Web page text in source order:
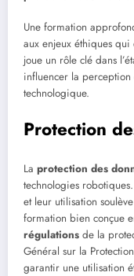
Une formation
aux enjeux éthiques qui
joue un rôle clé dans
influencer la
technologique.
Protection
La protection des
technologies
et leur utilisation
formation bien conçue
régulations de la
Général sur la
garantir une utilisation